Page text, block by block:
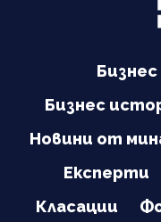
Бизнес
Новини от
Експерти
Класации